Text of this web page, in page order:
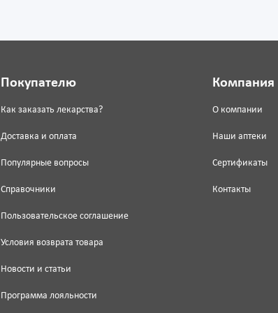
Покупателю
Как заказать лекарства?
Доставка и оплата
Популярные вопросы
Справочники
Пользовательское соглашение
Условия возврата товара
Новости и статьи
Программа лояльности
Компания
О компании
Наши аптеки
Сертификаты
Контакты